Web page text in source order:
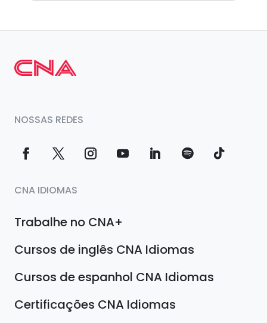
NOSSAS REDES
CNA IDIOMAS
Trabalhe no CNA+
Cursos de inglês CNA Idiomas
Cursos de espanhol CNA Idiomas
Certificações CNA Idiomas